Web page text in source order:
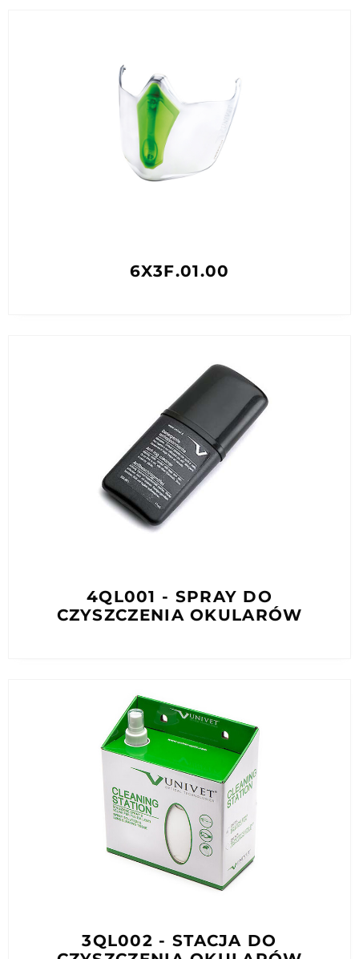
6X3F.01.00
4QL001 - SPRAY DO
CZYSZCZENIA OKULARÓW
3QL002 - STACJA DO